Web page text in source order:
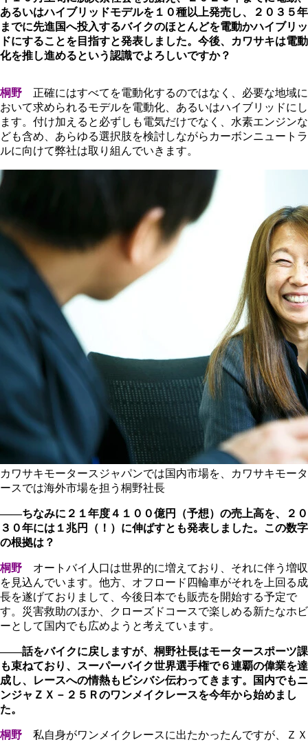
あるいはハイブリッドモデルを１０種以上発売し、２０３５年
までに先進国へ投入するバイクのほとんどを電動かハイブリッ
ドにすることを目指すと発表しました。今後、カワサキは電動
化を推し進めるという認識でよろしいですか？
桐野 正確にはすべてを電動化するのではなく、必要な地域に
おいて求められるモデルを電動化、あるいはハイブリッドにし
ます。付け加えると必ずしも電気だけでなく、水素エンジンな
ども含め、あらゆる選択肢を検討しながらカーボンニュートラ
ルに向けて弊社は取り組んでいきます。
カワサキモータースジャパンでは国内市場を、カワサキモータ
ースでは海外市場を担う桐野社長
――ちなみに２１年度４１００億円（予想）の売上高を、２０
３０年には１兆円（！）に伸ばすとも発表しました。この数字
の根拠は？
桐野 オートバイ人口は世界的に増えており、それに伴う増収
を見込んでいます。他方、オフロード四輪車がそれを上回る成
長を遂げておりまして、今後日本でも販売を開始する予定で
す。災害救助のほか、クローズドコースで楽しめる新たなホビ
ーとして国内でも広めようと考えています。
――話をバイクに戻しますが、桐野社長はモータースポーツ課
も束ねており、スーパーバイク世界選手権で６連覇の偉業を達
成し、レースへの情熱もビシバシ伝わってきます。国内でもニ
ンジャＺＸ－２５Ｒのワンメイクレースを今年から始めまし
た。
桐野 私自身がワンメイクレースに出たかったんですが、ＺＸ